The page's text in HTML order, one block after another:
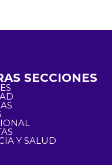
SECCIONES
Y SALUD